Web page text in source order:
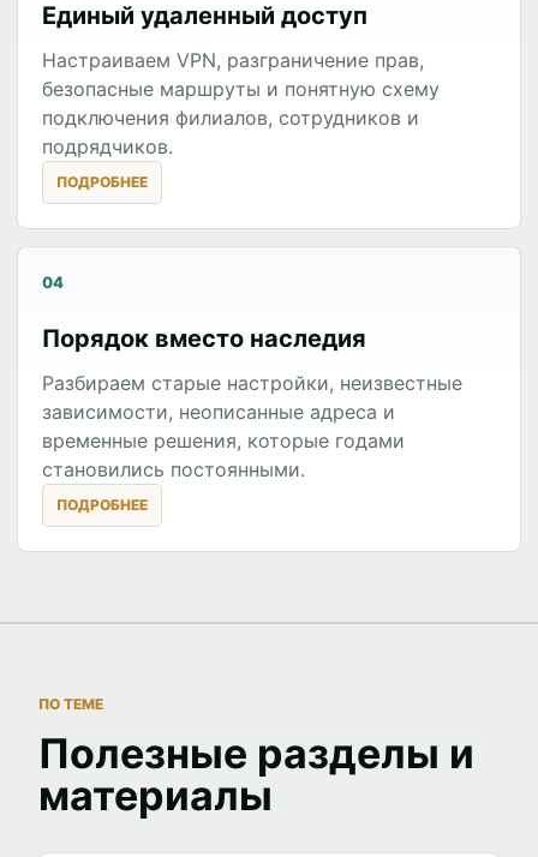
Единый удаленный доступ
Настраиваем VPN, разграничение прав,
безопасные маршруты и понятную схему
подключения филиалов, сотрудников и
подрядчиков.
04
Порядок вместо наследия
Разбираем старые настройки, неизвестные
зависимости, неописанные адреса и
временные решения, которые годами
становились постоянными.
ПО ТЕМЕ
Полезные разделы и
материалы